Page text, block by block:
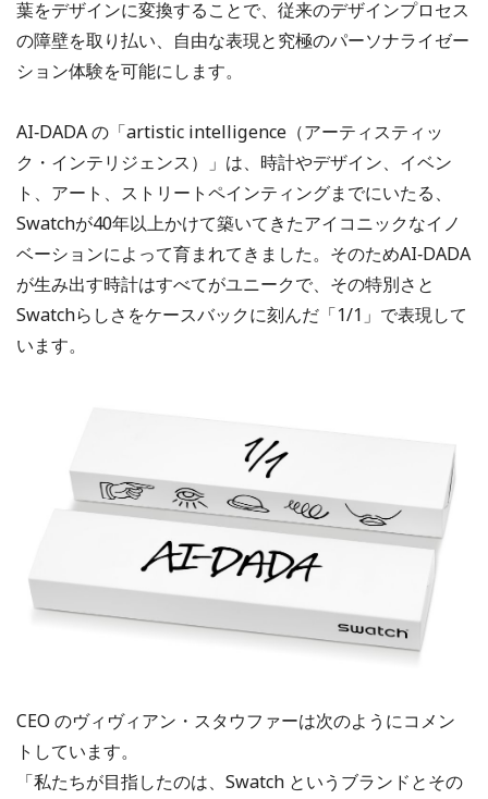
葉をデザインに変換することで、従来のデザインプロセス
の障壁を取り払い、自由な表現と究極のパーソナライゼー
ション体験を可能にします。
AI‑DADA の「artistic intelligence（アーティスティッ
ク・インテリジェンス）」は、時計やデザイン、イベン
ト、アート、ストリートペインティングまでにいたる、
Swatchが40年以上かけて築いてきたアイコニックなイノ
ベーションによって育まれてきました。そのためAI‑DADA
が生み出す時計はすべてがユニークで、その特別さと
Swatchらしさをケースバックに刻んだ「1/1」で表現して
います。
CEO のヴィヴィアン・スタウファーは次のようにコメン
トしています。
「私たちが目指したのは、Swatch というブランドとその